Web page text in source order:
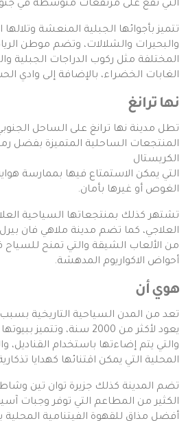
التي تقع على مرتفعات متوسطة في
تتميز بأجوائها الجبلية المنعشة
والبحيرات والشلالات، وتضم موطن
المختلفة مثل ركوب الدراجات الجبلية
الغابات الخضراء، بالإضافة إلى وادي
نها ترانغ
تطل مدينة نها ترانغ على الساحل
المنتجعات الساحلية المتميزة بفضل
الكريستال
التي يمكن الاستمتاع فيها بممارسة
الغوص أو غيرها بأمان.
تشتهر كذلك بمنتجعاتها السياحية
العلاجي، كما تضم مدينة ملاهي فان بيرل
من الألعاب الشيقة والتي تمنح
أحواض الاكواريوم المدهشة.
هوي أن
تعد من المدن السياحية التاريخية بسبب
يعود لأكثر من 2000 سنة، وتتميز ببيوتها القديمة المتلاصقة
والتي يتم إضاءتها باستخدام القناديل،
المحلية التي يمكن اقتنائها كهدايا
تضم المدينة كذلك جزيرة توان تين
الكثير من المطاعم التي توفر وجبات
أفضل مذاق للقهوة الفيتنامية المحلية